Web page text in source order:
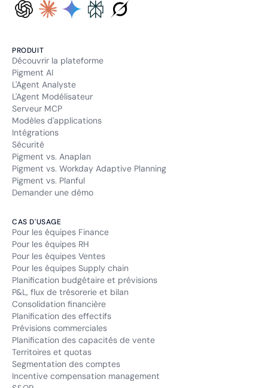
PRODUIT
Découvrir la plateforme
Pigment AI
L'Agent Analyste
L'Agent Modélisateur
Serveur MCP
Modèles d'applications
Intégrations
Sécurité
Pigment vs. Anaplan
Pigment vs. Workday Adaptive Planning
Pigment vs. Planful
Demander une démo
CAS D'USAGE
Pour les équipes Finance
Pour les équipes RH
Pour les équipes Ventes
Pour les équipes Supply chain
Planification budgétaire et prévisions
P&L, flux de trésorerie et bilan
Consolidation financière
Planification des effectifs
Prévisions commerciales
Planification des capacités de vente
Territoires et quotas
Segmentation des comptes
Incentive compensation management